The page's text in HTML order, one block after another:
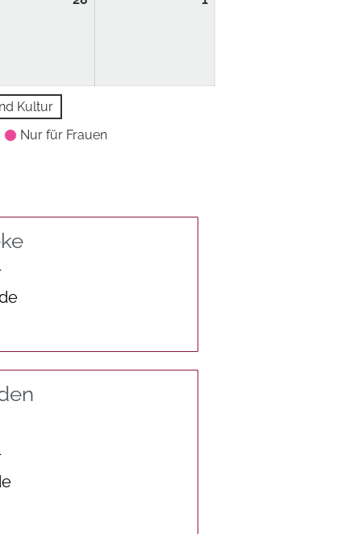
Kultur
Nur für Frauen